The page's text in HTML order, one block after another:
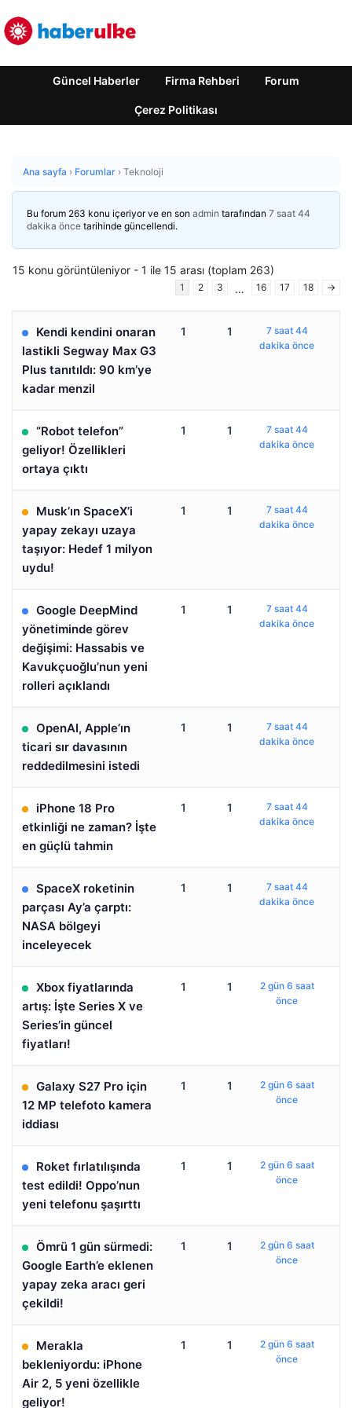
Güncel Haberler Firma Rehberi Forum
Çerez Politikası
Ana sayfa › Forumlar › Teknoloji
Bu forum 263 konu içeriyor ve en son admin tarafından 7 saat 44
dakika önce tarihinde güncellendi.
15 konu görüntüleniyor - 1 ile 15 arası (toplam 263)
1 2 3 … 16 17 18 →
Kendi kendini onaran
lastikli Segway Max G3
Plus tanıtıldı: 90 km’ye
kadar menzil
1 1
7 saat 44
dakika önce
“Robot telefon”
geliyor! Özellikleri
ortaya çıktı
1 1
7 saat 44
dakika önce
Musk’ın SpaceX’i
yapay zekayı uzaya
taşıyor: Hedef 1 milyon
uydu!
1 1
7 saat 44
dakika önce
Google DeepMind
yönetiminde görev
değişimi: Hassabis ve
Kavukçuoğlu’nun yeni
rolleri açıklandı
1 1
7 saat 44
dakika önce
OpenAI, Apple’ın
ticari sır davasının
reddedilmesini istedi
1 1
7 saat 44
dakika önce
iPhone 18 Pro
etkinliği ne zaman? İşte
en güçlü tahmin
1 1
7 saat 44
dakika önce
SpaceX roketinin
parçası Ay’a çarptı:
NASA bölgeyi
inceleyecek
1 1
7 saat 44
dakika önce
Xbox fiyatlarında
artış: İşte Series X ve
Series’in güncel
fiyatları!
1 1
2 gün 6 saat
önce
Galaxy S27 Pro için
12 MP telefoto kamera
iddiası
1 1
2 gün 6 saat
önce
Roket fırlatılışında
test edildi! Oppo’nun
yeni telefonu şaşırttı
1 1
2 gün 6 saat
önce
Ömrü 1 gün sürmedi:
Google Earth’e eklenen
yapay zeka aracı geri
çekildi!
1 1
2 gün 6 saat
önce
Merakla
bekleniyordu: iPhone
Air 2, 5 yeni özellikle
geliyor!
1 1
2 gün 6 saat
önce